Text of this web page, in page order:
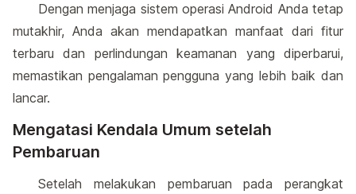
Dengan menjaga sistem operasi Android Anda tetap
mutakhir, Anda akan mendapatkan manfaat dari fitur
terbaru dan perlindungan keamanan yang diperbarui,
memastikan pengalaman pengguna yang lebih baik dan
lancar.
Mengatasi Kendala Umum setelah
Pembaruan
Setelah melakukan pembaruan pada perangkat